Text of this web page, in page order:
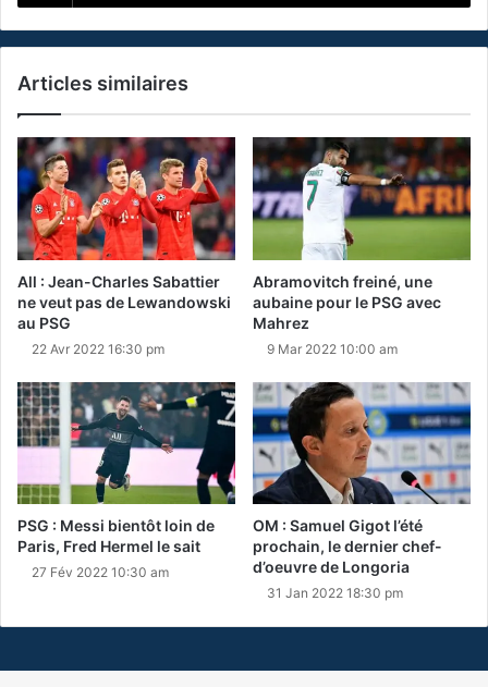
Articles similaires
All : Jean-Charles Sabattier
ne veut pas de Lewandowski
au PSG
22 Avr 2022 16:30 pm
Abramovitch freiné, une
aubaine pour le PSG avec
Mahrez
9 Mar 2022 10:00 am
PSG : Messi bientôt loin de
Paris, Fred Hermel le sait
27 Fév 2022 10:30 am
OM : Samuel Gigot l’été
prochain, le dernier chef-
d’oeuvre de Longoria
31 Jan 2022 18:30 pm